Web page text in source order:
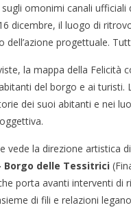
sugli omonimi canali
dicembre, il luogo di
dell’azione progettuale.
la mappa della Felicità
del borgo e ai
dei suoi abitanti e nei
vede la direzione artistica
Borgo delle Tessitrici
porta avanti interventi
di fili e relazioni